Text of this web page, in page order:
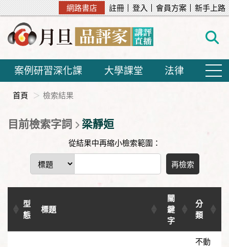
網路書店 註冊 登入 會員方案 新手上路
案例研習深化課 大學課堂 法律
首頁 檢索結果
目前檢索字詞 梁靜姮
從結果中再縮小檢索範圍：
再檢索
型
態
標題
關
鍵
字
分
類
不動